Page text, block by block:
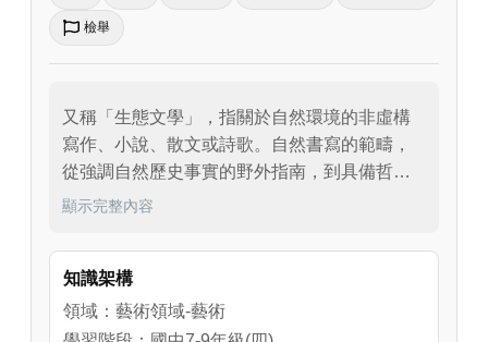
檢舉
又稱「生態文學」，指關於自然環境的非虛構
寫作、小說、散文或詩歌。自然書寫的範疇，
從強調自然歷史事實的野外指南，到具備哲學
顯示完整內容
知識架構
領域：藝術領域-藝術